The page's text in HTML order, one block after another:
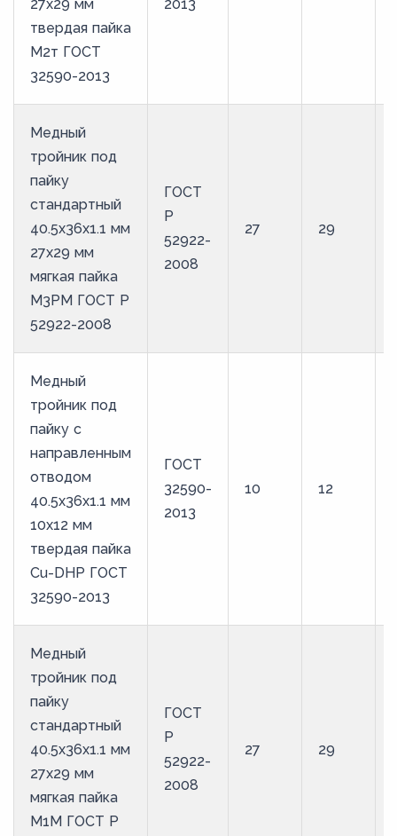
27х29 мм
твердая пайка
М2т ГОСТ
32590-2013
2013
Медный
тройник под
пайку
стандартный
40.5х36х1.1 мм
27х29 мм
мягкая пайка
М3РМ ГОСТ Р
52922-2008
ГОСТ
Р
52922-
2008
27 29
Медный
тройник под
пайку с
направленным
отводом
40.5х36х1.1 мм
10х12 мм
твердая пайка
Cu-DHP ГОСТ
32590-2013
ГОСТ
32590-
2013
10 12
Медный
тройник под
пайку
стандартный
40.5х36х1.1 мм
27х29 мм
мягкая пайка
М1М ГОСТ Р
ГОСТ
Р
52922-
2008
27 29